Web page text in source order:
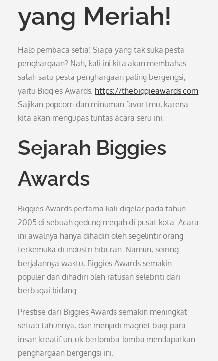
yang Meriah!
Halo pembaca setia! Siapa yang tak suka pesta
penghargaan? Nah, kali ini kita akan membahas
salah satu pesta penghargaan paling bergengsi,
yaitu Biggies Awards. https://thebiggieawards.com
Sajikan popcorn dan minuman favoritmu, karena
kita akan mengupas tuntas acara seru ini!
Sejarah Biggies
Awards
Biggies Awards pertama kali digelar pada tahun
2005 di sebuah gedung megah di pusat kota. Acara
ini awalnya hanya dihadiri oleh segelintir orang
terkemuka di industri hiburan. Namun, seiring
berjalannya waktu, Biggies Awards semakin
populer dan dihadiri oleh ratusan selebriti dari
berbagai bidang.
Prestise dari Biggies Awards semakin meningkat
setiap tahunnya, dan menjadi magnet bagi para
insan kreatif untuk berlomba-lomba mendapatkan
penghargaan bergengsi ini.